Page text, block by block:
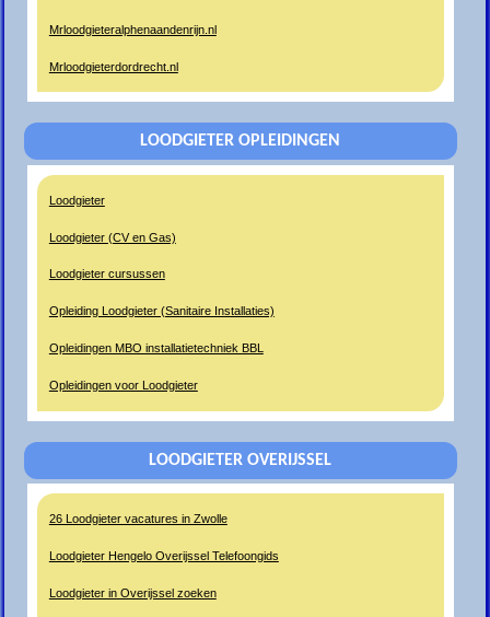
Mrloodgieteralphenaandenrijn.nl
Mrloodgieterdordrecht.nl
LOODGIETER OPLEIDINGEN
Loodgieter
Loodgieter (CV en Gas)
Loodgieter cursussen
Opleiding Loodgieter (Sanitaire Installaties)
Opleidingen MBO installatietechniek BBL
Opleidingen voor Loodgieter
LOODGIETER OVERIJSSEL
26 Loodgieter vacatures in Zwolle
Loodgieter Hengelo Overijssel Telefoongids
Loodgieter in Overijssel zoeken